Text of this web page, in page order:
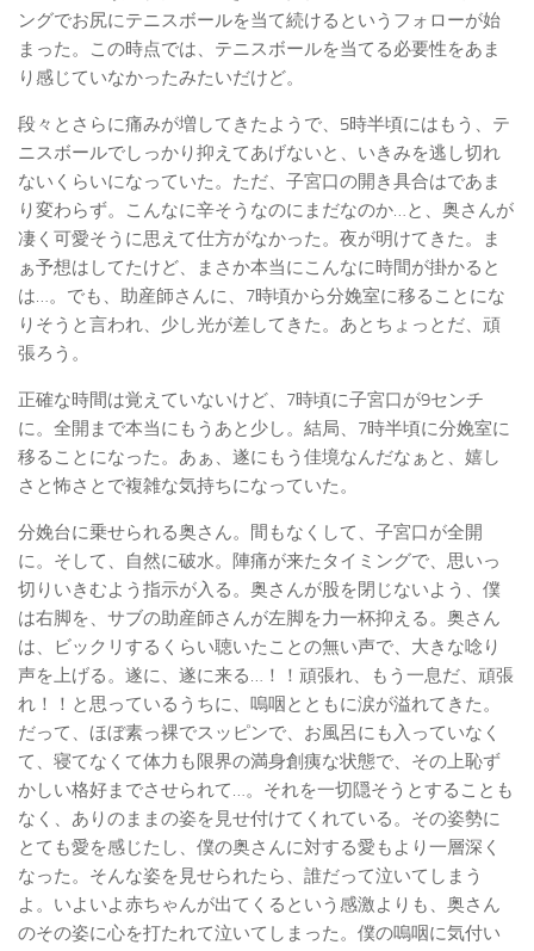
ングでお尻にテニスボールを当て続けるというフォローが始
まった。この時点では、テニスボールを当てる必要性をあま
り感じていなかったみたいだけど。
段々とさらに痛みが増してきたようで、5時半頃にはもう、テ
ニスボールでしっかり抑えてあげないと、いきみを逃し切れ
ないくらいになっていた。ただ、子宮口の開き具合はであま
り変わらず。こんなに辛そうなのにまだなのか…と、奥さんが
凄く可愛そうに思えて仕方がなかった。夜が明けてきた。ま
ぁ予想はしてたけど、まさか本当にこんなに時間が掛かると
は…。でも、助産師さんに、7時頃から分娩室に移ることにな
りそうと言われ、少し光が差してきた。あとちょっとだ、頑
張ろう。
正確な時間は覚えていないけど、7時頃に子宮口が9センチ
に。全開まで本当にもうあと少し。結局、7時半頃に分娩室に
移ることになった。あぁ、遂にもう佳境なんだなぁと、嬉し
さと怖さとで複雑な気持ちになっていた。
分娩台に乗せられる奥さん。間もなくして、子宮口が全開
に。そして、自然に破水。陣痛が来たタイミングで、思いっ
切りいきむよう指示が入る。奥さんが股を閉じないよう、僕
は右脚を、サブの助産師さんが左脚を力一杯抑える。奥さん
は、ビックリするくらい聴いたことの無い声で、大きな唸り
声を上げる。遂に、遂に来る…！！頑張れ、もう一息だ、頑張
れ！！と思っているうちに、嗚咽とともに涙が溢れてきた。
だって、ほぼ素っ裸でスッピンで、お風呂にも入っていなく
て、寝てなくて体力も限界の満身創痍な状態で、その上恥ず
かしい格好までさせられて…。それを一切隠そうとすることも
なく、ありのままの姿を見せ付けてくれている。その姿勢に
とても愛を感じたし、僕の奥さんに対する愛もより一層深く
なった。そんな姿を見せられたら、誰だって泣いてしまう
よ。いよいよ赤ちゃんが出てくるという感激よりも、奥さん
のその姿に心を打たれて泣いてしまった。僕の嗚咽に気付い